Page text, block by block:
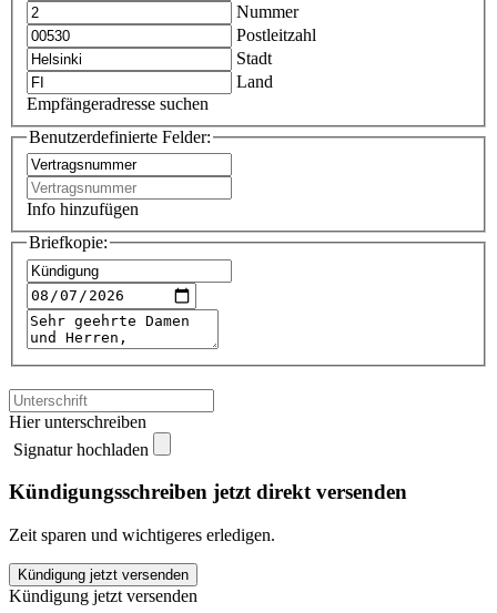
Nummer
Postleitzahl
Stadt
Land
Empfängeradresse suchen
Benutzerdefinierte Felder:
Info hinzufügen
Briefkopie:
Hier unterschreiben
Signatur hochladen
Kündigungsschreiben jetzt direkt versenden
Zeit sparen und wichtigeres erledigen.
Holvi
kündigen
Kündigung jetzt versenden
Kündigung jetzt versenden